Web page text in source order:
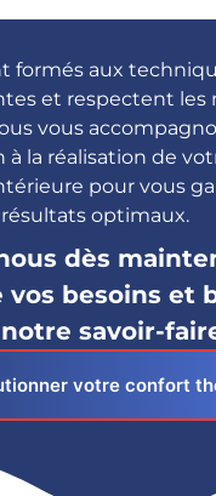
formés aux
et respectent les
vous
à la réalisation de
pour vous
résultats optimaux.
dès
vos besoins et
savoir-
votre confort